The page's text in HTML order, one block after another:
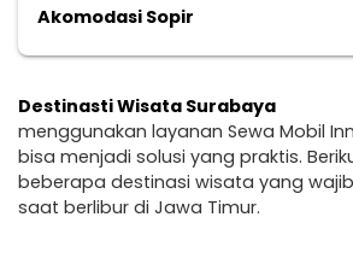
Akomodasi Sopir
Destinasti Wisata Surabaya
menggunakan layanan Sewa Mobil
bisa menjadi solusi yang praktis.
beberapa destinasi wisata yang
saat berlibur di Jawa Timur.